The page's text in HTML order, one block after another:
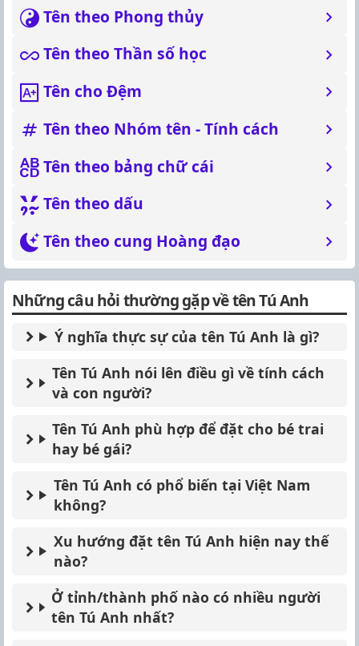
Tên theo Phong thủy
Tên theo Thần số học
Tên cho Đệm
Tên theo Nhóm tên - Tính cách
Tên theo bảng chữ cái
Tên theo dấu
Tên theo cung Hoàng đạo
Những câu hỏi thường gặp về tên Tú Anh
Ý nghĩa thực sự của tên Tú Anh là gì?
Tên Tú Anh nói lên điều gì về tính cách
và con người?
Tên Tú Anh phù hợp để đặt cho bé trai
hay bé gái?
Tên Tú Anh có phổ biến tại Việt Nam
không?
Xu hướng đặt tên Tú Anh hiện nay thế
nào?
Ở tỉnh/thành phố nào có nhiều người
tên Tú Anh nhất?